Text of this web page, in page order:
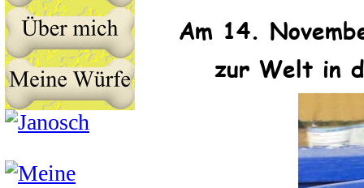
Am 14.
zur Welt in